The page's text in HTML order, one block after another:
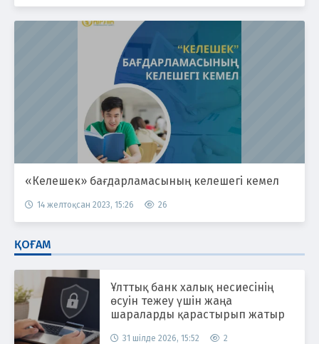
«Келешек» бағдарламасының келешегі кемел
14 желтоқсан 2023, 15:26 26
ҚОҒАМ
Ұлттық банк халық несиесінің
өсуін тежеу үшін жаңа
шараларды қарастырып жатыр
31 шілде 2026, 15:52 2